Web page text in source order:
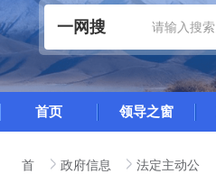
一网搜
首页 领导之窗
首
政府信息
法定主动公